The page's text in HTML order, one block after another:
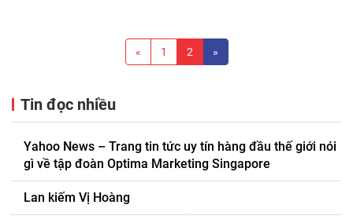
« 1 2 »
Tin đọc nhiều
Yahoo News – Trang tin tức uy tín hàng đầu thế giới nói
gì về tập đoàn Optima Marketing Singapore
Lan kiếm Vị Hoàng